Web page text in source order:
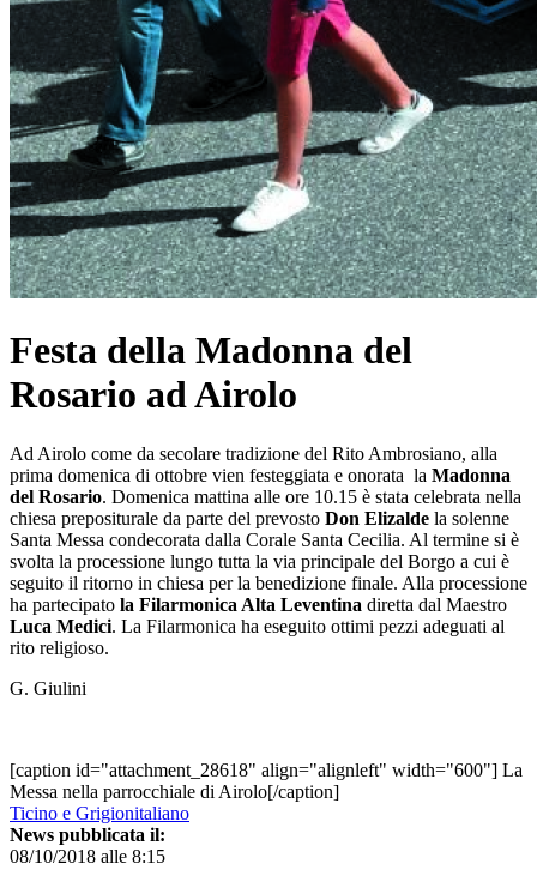
Festa della Madonna del
Rosario ad Airolo
Ad Airolo come da secolare tradizione del Rito Ambrosiano, alla
prima domenica di ottobre vien festeggiata e onorata la Madonna
del Rosario. Domenica mattina alle ore 10.15 è stata celebrata nella
chiesa prepositurale da parte del prevosto Don Elizalde la solenne
Santa Messa condecorata dalla Corale Santa Cecilia. Al termine si è
svolta la processione lungo tutta la via principale del Borgo a cui è
seguito il ritorno in chiesa per la benedizione finale. Alla processione
ha partecipato la Filarmonica Alta Leventina diretta dal Maestro
Luca Medici. La Filarmonica ha eseguito ottimi pezzi adeguati al
rito religioso.
G. Giulini
[caption id="attachment_28618" align="alignleft" width="600"] La
Messa nella parrocchiale di Airolo[/caption]
Ticino e Grigionitaliano
News pubblicata il:
08/10/2018 alle 8:15